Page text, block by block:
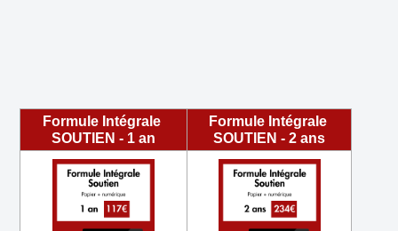
Formule Intégrale
SOUTIEN - 1 an
Formule Intégrale
SOUTIEN - 2 ans